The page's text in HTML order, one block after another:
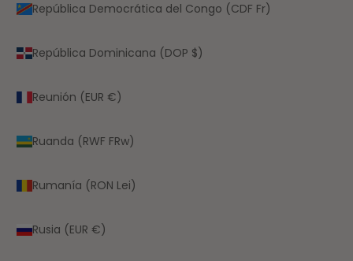
República Democrática del Congo (CDF Fr)
República Dominicana (DOP $)
Reunión (EUR €)
Ruanda (RWF FRw)
Rumanía (RON Lei)
Rusia (EUR €)